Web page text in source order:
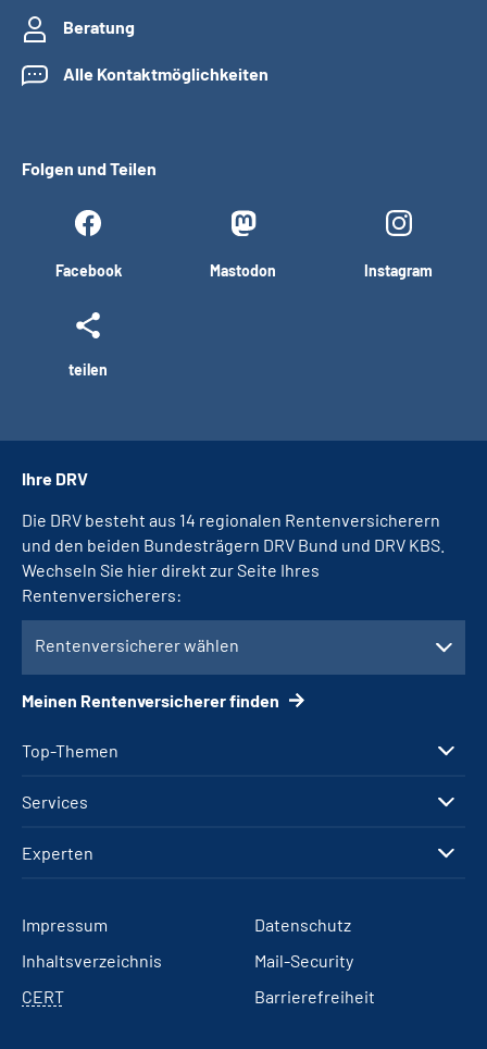
Beratung
Alle Kontaktmöglichkeiten
Folgen und Teilen
Facebook Mastodon Instagram
teilen
Top-Themen
Services
Experten
Ihre DRV
Die DRV besteht aus 14 regionalen Rentenversicherern
und den beiden Bundesträgern DRV Bund und DRV KBS.
Wechseln Sie hier direkt zur Seite Ihres
Rentenversicherers:
Rentenversicherer wählen
Meinen Rentenversicherer finden
Impressum
Datenschutz
Inhaltsverzeichnis
Mail-Security
CERT
Barrierefreiheit